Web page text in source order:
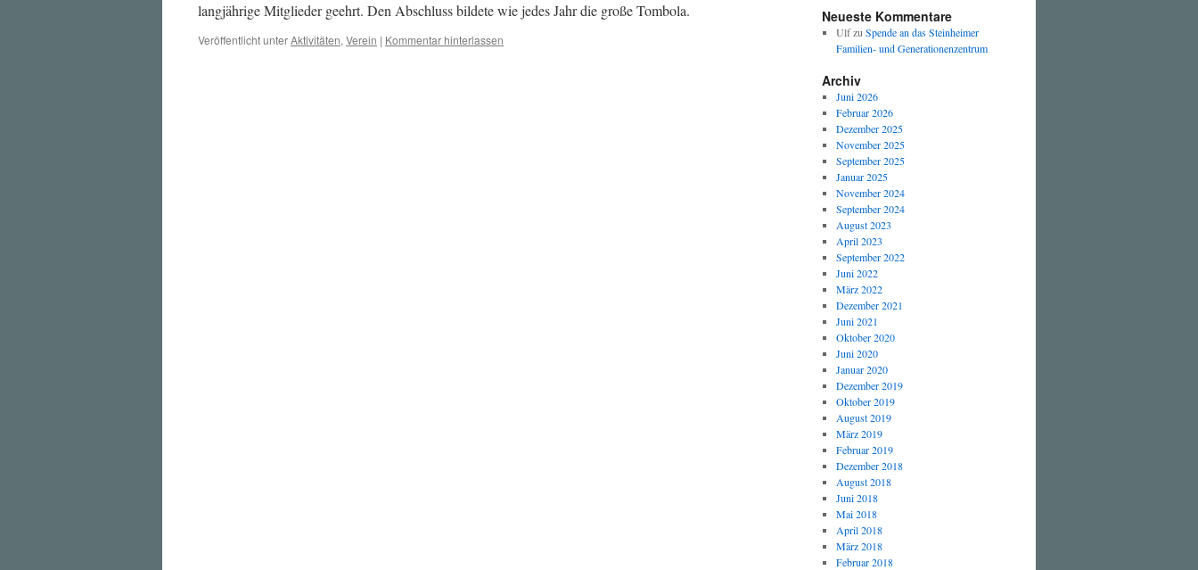
langjährige Mitglieder geehrt. Den Abschluss bildete wie jedes Jahr die große Tombola.
Veröffentlicht unterAktivitäten, Verein | Kommentar hinterlassen
Neueste Kommentare
Ulfzu Spende an das Steinheimer
Familien- und Generationenzentrum
Archiv
Juni 2026
Februar 2026
Dezember 2025
November 2025
September 2025
Januar 2025
November 2024
September 2024
August 2023
April 2023
September 2022
Juni 2022
März 2022
Dezember 2021
Juni 2021
Oktober 2020
Juni 2020
Januar 2020
Dezember 2019
Oktober 2019
August 2019
März 2019
Februar 2019
Dezember 2018
August 2018
Juni 2018
Mai 2018
April 2018
März 2018
Februar 2018